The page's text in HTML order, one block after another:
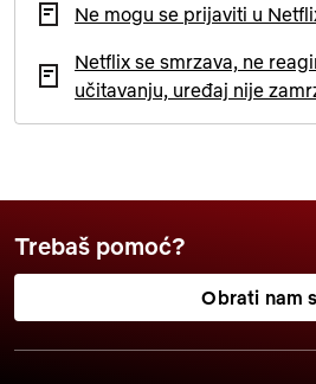
Ne mogu se prijaviti u
Netflix se smrzava, ne
učitavanju, uređaj nije
Trebaš pomoć?
Obrati nam